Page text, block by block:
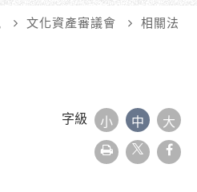
文化資產審議會
相關法
字級 小 中 大
友
善